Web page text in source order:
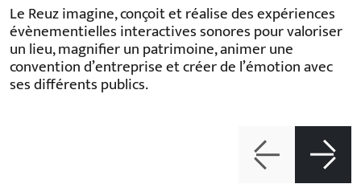
Le Reuz imagine, conçoit et réalise des expériences
évènementielles interactives sonores pour valoriser
un lieu, magnifier un patrimoine, animer une
convention d’entreprise et créer de l’émotion avec
ses différents publics.